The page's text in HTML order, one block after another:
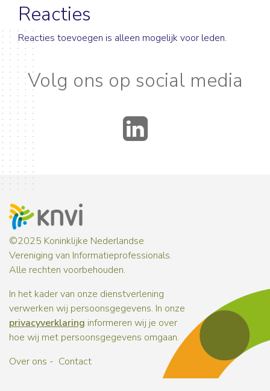
Reacties
Reacties toevoegen is alleen mogelijk voor leden.
Volg ons op social media
©2025 Koninklijke Nederlandse
Vereniging van Informatieprofessionals.
Alle rechten voorbehouden.
In het kader van onze dienstverlening
verwerken wij persoonsgegevens. In onze
privacyverklaring informeren wij je over
hoe wij met persoonsgegevens omgaan.
Over ons
Contact